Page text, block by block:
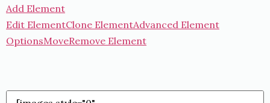
Add Element
Edit ElementClone ElementAdvanced Element
OptionsMoveRemove Element